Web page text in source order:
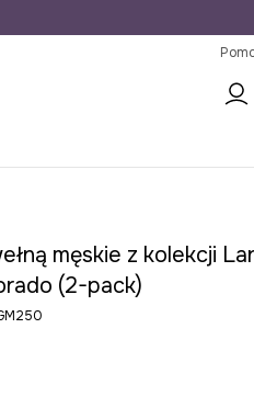
męskie z kolekcji
(2-pack)